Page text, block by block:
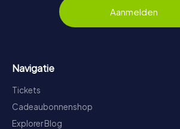
Aanmelden
Navigatie
Tickets
Cadeaubonnenshop
Explorer Blog